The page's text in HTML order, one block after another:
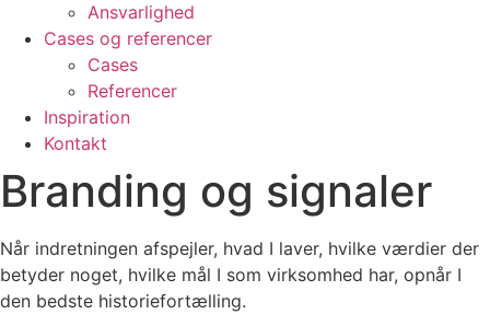
Ansvarlighed
Cases og referencer
Cases
Referencer
Inspiration
Kontakt
Branding og signaler
Når indretningen afspejler, hvad I laver, hvilke værdier der
betyder noget, hvilke mål I som virksomhed har, opnår I
den bedste historiefortælling.